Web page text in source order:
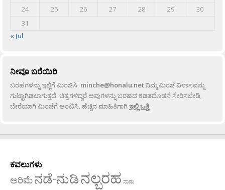
24
25 26 27 28 29
30
31
« Jul
ನೀವೂ ಬರೆಯಿರಿ
ಬರಹಗಳನ್ನು ಇಲ್ಲಿಗೆ ಮಿಂಚಿಸಿ: minche@honalu.netನಿಮ್ಮ ಮಿಂಚೆ ವಿಳಾಸವನ್ನು
ಗುಟ್ಟಾಗಿಡಲಾಗುತ್ತದೆ. ಚಿತ್ರಗಳಿದ್ದರೆ ಅವುಗಳನ್ನು ಬರಹದ ಕಡತದೊಡನೆ ಸೇರಿಸಬೇಡಿ,
ಬೇರೆಯಾಗಿ ಮಿಂಚೆಗೆ ಅಂಟಿಸಿ. ಹೆಚ್ಚಿನ ಮಾಹಿತಿಗಾಗಿಇಲ್ಲಿ ಒತ್ತಿ
ಕವಲುಗಳು
ಅರಿಮೆನಡೆ-ನುಡಿನಲ್ಬರಹ ನಾಡು